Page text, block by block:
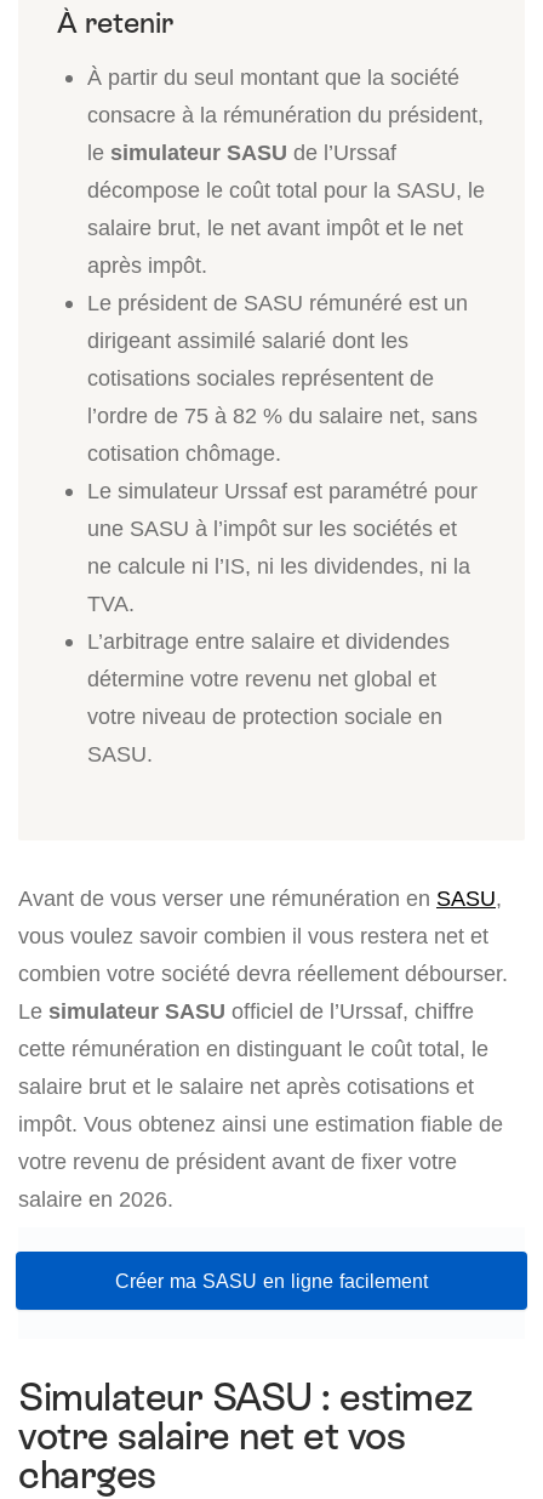
À partir du seul montant que la société
consacre à la rémunération du président,
le simulateur SASU de l’Urssaf
décompose le coût total pour la SASU, le
salaire brut, le net avant impôt et le net
après impôt.
Le président de SASU rémunéré est un
dirigeant assimilé salarié dont les
cotisations sociales représentent de
l’ordre de 75 à 82 % du salaire net, sans
cotisation chômage.
Le simulateur Urssaf est paramétré pour
une SASU à l’impôt sur les sociétés et
ne calcule ni l’IS, ni les dividendes, ni la
TVA.
L’arbitrage entre salaire et dividendes
détermine votre revenu net global et
votre niveau de protection sociale en
SASU.
Avant de vous verser une rémunération en SASU,
vous voulez savoir combien il vous restera net et
combien votre société devra réellement débourser.
Le simulateur SASU officiel de l’Urssaf, chiffre
cette rémunération en distinguant le coût total, le
salaire brut et le salaire net après cotisations et
impôt. Vous obtenez ainsi une estimation fiable de
votre revenu de président avant de fixer votre
salaire en 2026.
Créer ma SASU en ligne facilement
Simulateur SASU : estimez
votre salaire net et vos
charges